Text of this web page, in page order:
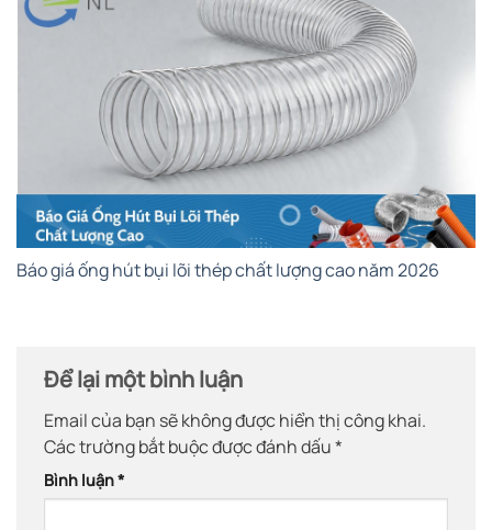
Báo giá ống hút bụi lõi thép chất lượng cao năm 2026
Để lại một bình luận
Email của bạn sẽ không được hiển thị công khai.
Các trường bắt buộc được đánh dấu*
Bình luận*